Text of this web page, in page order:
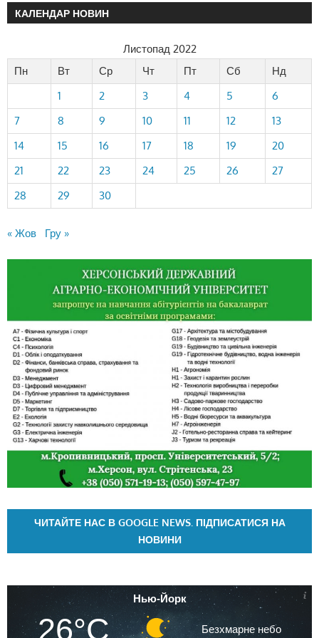
КАЛЕНДАР НОВИН
Листопад 2022
Пн
Вт Ср Чт Пт Сб
Нд
1
2 3 4 5
6
7
8 9 10 11 12
13
14
15 16 17 18 19
20
21
22 23 24 25 26
27
28
29 30
« Жов Гру »
ЧИТАЙТЕ НАС В GOOGLE NEWS. ПІДПИСАТИСЯ НА
НОВИНИ
Нью-Йорк
26°C Безхмарне небо